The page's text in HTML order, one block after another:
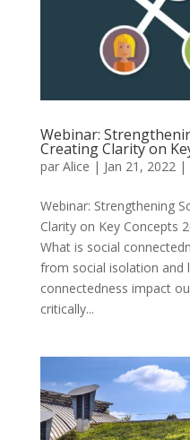
Webinar:
Creating Clarity on
par Alice | Jan 21, 2022|
Webinar: Strengthening
Clarity on Key Concepts
What is social
from social isolation and
connectedness impact
critically...